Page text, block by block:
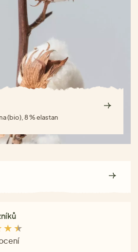
(bio), 8 % elastan